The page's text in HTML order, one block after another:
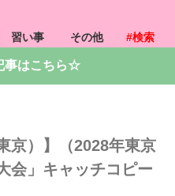
習い事 その他 #検索
事はこちら☆
）】（2028年東京
会」キャッチコピー